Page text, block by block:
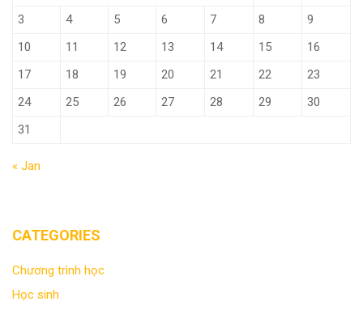
3
4 5 6 7 8
9
10
11 12 13 14 15
16
17
18 19 20 21 22
23
24
25 26 27 28 29
30
31
« Jan
CATEGORIES
Chương trình học
Học sinh